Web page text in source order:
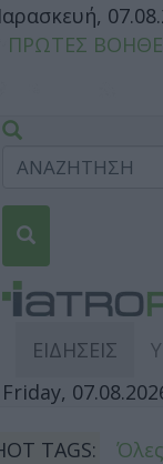
ΠΡΩΤΕΣ
ΕΙΔΗΣΕΙΣ
Friday,
TAGS: